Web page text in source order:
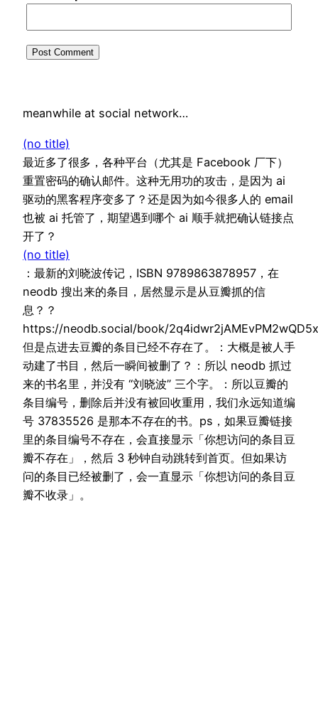
meanwhile at social network…
(no title)
最近多了很多，各种平台（尤其是 Facebook 厂下）
重置密码的确认邮件。这种无用功的攻击，是因为 ai
驱动的黑客程序变多了？还是因为如今很多人的 email
也被 ai 托管了，期望遇到哪个 ai 顺手就把确认链接点
开了？
(no title)
：最新的刘晓波传记，ISBN 9789863878957，在
neodb 搜出来的条目，居然显示是从豆瓣抓的信
息？？
https://neodb.social/book/
但是点进去豆瓣的条目已经不存在了。：大概是被人手
动建了书目，然后一瞬间被删了？：所以 neodb 抓过
来的书名里，并没有 “刘晓波” 三个字。：所以豆瓣的
条目编号，删除后并没有被回收重用，我们永远知道编
号 37835526 是那本不存在的书。ps，如果豆瓣链接
里的条目编号不存在，会直接显示「你想访问的条目豆
瓣不存在」，然后 3 秒钟自动跳转到首页。但如果访
问的条目已经被删了，会一直显示「你想访问的条目豆
瓣不收录」。